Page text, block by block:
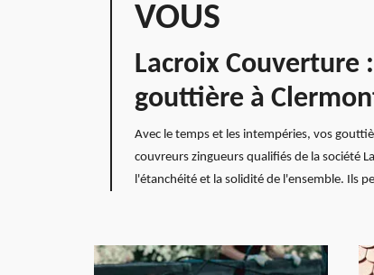
VOUS
Lacroix Couverture
gouttière à
Avec le temps et les intempéries, vos
couvreurs zingueurs qualifiés de la société
l'étanchéité et la solidité de l'ensemble. Ils